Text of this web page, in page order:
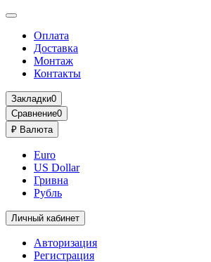
Оплата
Доставка
Монтаж
Контакты
Закладки0
Сравнение0
₽ Валюта
Euro
US Dollar
Гривна
Рубль
Личный кабинет
Авторизация
Регистрация